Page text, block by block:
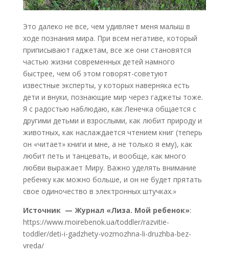
Это далеко не все, чем удивляет меня малыш в
ходе познания мира. При всем негативе, который
приписывают гаджетам, все же они становятся
частью жизни современных детей намного
быстрее, чем об этом говорят-советуют
известные эксперты, у которых наверняка есть
дети и внуки, познающие мир через гаджеты тоже.
Я с радостью наблюдаю, как Ленечка общается с
другими детьми и взрослыми, как любит природу и
животных, как наслаждается чтением книг (теперь
он «читает» книги и мне, а не только я ему), как
любит петь и танцевать, и вообще, как много
любви выражает Миру. Важно уделять внимание
ребенку как можно больше, и он не будет прятать
свое одиночество в электронных штучках.»
Источник — Журнал «Лиза. Мой ребенок»:
https://www.moirebenok.ua/toddler/razvitie-
toddler/deti-i-gadzhety-vozmozhna-li-druzhba-bez-
vreda/